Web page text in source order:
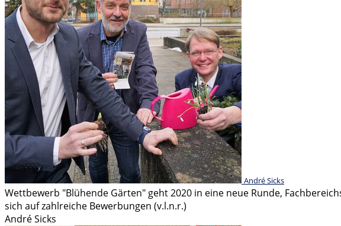
André Sicks
Wettbewerb "Blühende Gärten" geht 2020 in eine neue Runde,
sich auf zahlreiche Bewerbungen (v.l.n.r.)
André Sicks